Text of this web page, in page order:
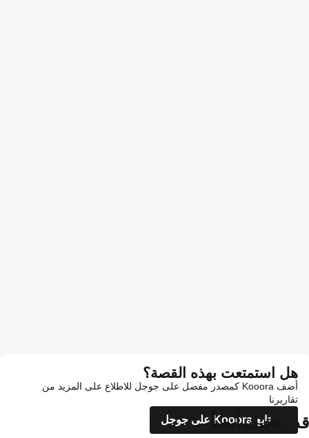
هل استمتعت بهذه القصة؟
أضف Kooora كمصدر مفضل على جوجل للاطلاع على المزيد من
تقاريرنا
تابع Kooora على جوجل
قد يعجبك أيضاً